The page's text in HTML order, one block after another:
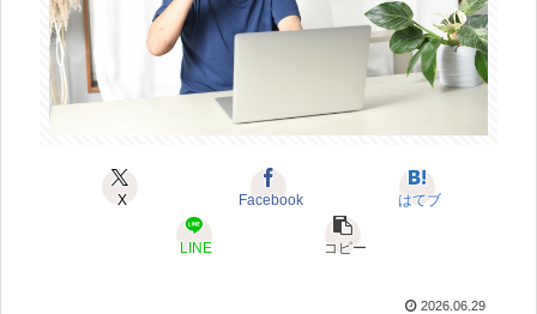
X Facebook はてブ
LINE コピー
2026.06.29